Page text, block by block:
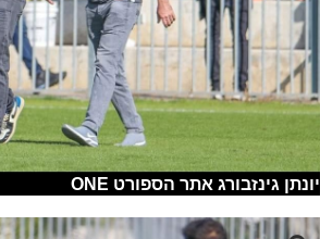
יונתן גינזבורג אתר הספורט ONE